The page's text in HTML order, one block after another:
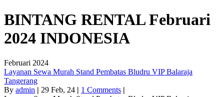
BINTANG RENTALFebruari
2024 INDONESIA
Februari 2024
Layanan Sewa Murah Stand Pembatas Bludru VIP Balaraja
Tangerang
By admin | 29 Feb, 24 | 1 Comments |